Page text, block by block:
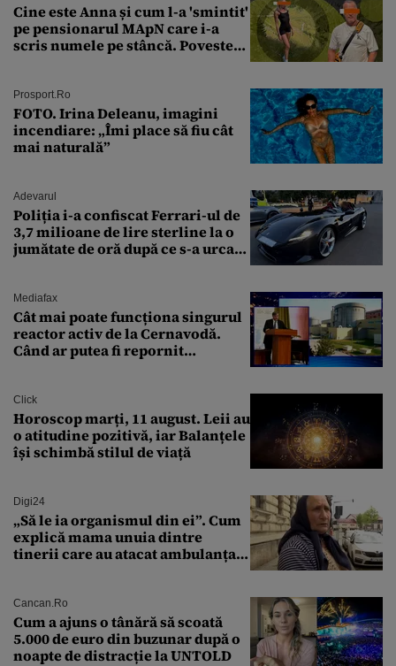
Cine este Anna și cum l-a 'smintit'
pe pensionarul MApN care i-a
scris numele pe stâncă. Povestea
Transfăgărășan
Prosport.ro
FOTO. Irina Deleanu, imagini
incendiare: „Îmi place să fiu cât
mai naturală”
Adevarul
Poliția i-a confiscat Ferrari-ul de
3,7 milioane de lire sterline la o
jumătate de oră după ce s-a urcat
Mediafax
Cât mai poate funcționa singurul
reactor activ de la Cernavodă.
Când ar putea fi repornit
Click
Horoscop marți, 11 august. Leii au
o atitudine pozitivă, iar Balanțele
își schimbă stilul de viață
Digi24
„Să le ia organismul din ei”. Cum
explică mama unuia dintre
tinerii care au atacat ambulanța
Cancan.ro
Cum a ajuns o tânără să scoată
5.000 de euro din buzunar după o
noapte de distracție la UNTOLD